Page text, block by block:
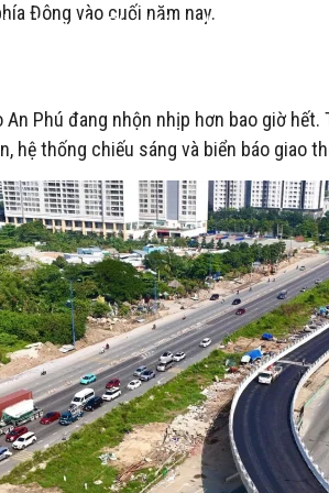
nút giao An Phú: Mảnh ghép hoàn hảo
Đông vào cuối năm nay.
Phú đang nhộn nhịp hơn bao giờ
hệ thống chiếu sáng và biển báo giao